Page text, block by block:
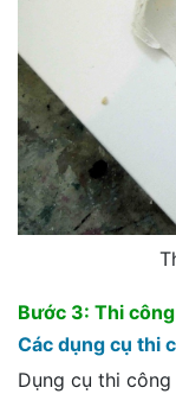
Bước 3: Thi
Các dụng cụ thi
Dụng cụ thi